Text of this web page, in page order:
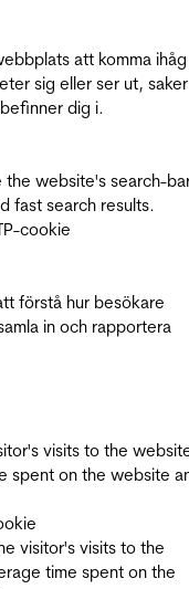
att komma ihåg
sig eller ser ut,
dig i.
the website's search-
fast search results.
cookie
förstå hur besökare
in och rapportera
visits to the
spent on the website
visitor's visits to the
time spent on the